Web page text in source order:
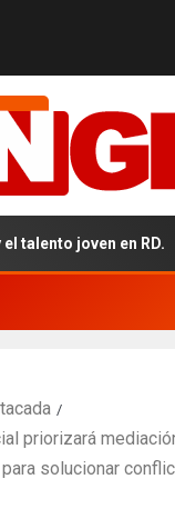
joven en RD.
priorizará
solucionar